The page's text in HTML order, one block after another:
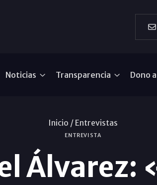
Noticias Transparencia Dono
Inicio / Entrevistas
ENTREVISTA
Álvarez: